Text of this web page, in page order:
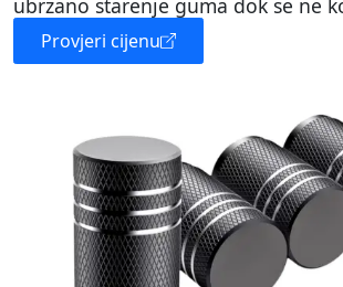
ubrzano starenje guma dok se ne
Provjeri cijenu